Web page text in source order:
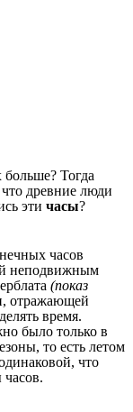
больше? Тогда
древние люди
эти часы?
часов
неподвижным
(показ
отражающей
время.
было только в
то есть летом
что